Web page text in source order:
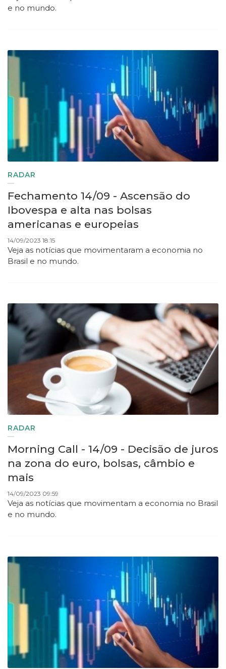
e no mundo.
RADAR
Fechamento 14/09 - Ascensão do
Ibovespa e alta nas bolsas
americanas e europeias
14/09/2023 18:15
Veja as notícias que movimentaram a economia no
Brasil e no mundo.
RADAR
Morning Call - 14/09 - Decisão de juros
na zona do euro, bolsas, câmbio e
mais
14/09/2023 09:59
Veja as notícias que movimentam a economia no Brasil
e no mundo.